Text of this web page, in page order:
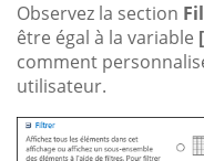
Observez la section
être égal à la variable
comment
utilisateur.